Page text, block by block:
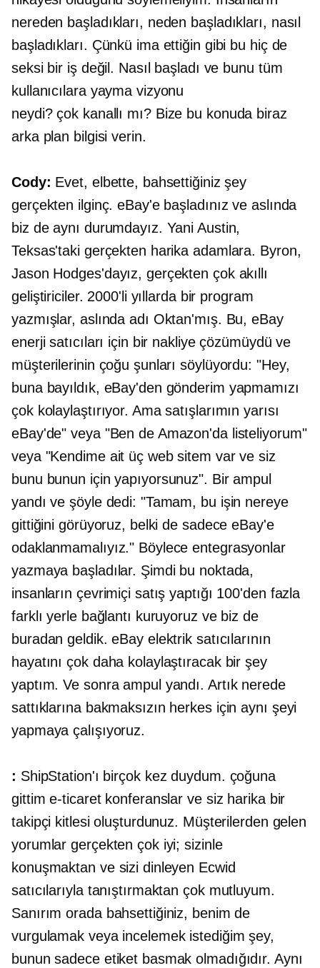
nereden başladıkları, neden başladıkları, nasıl
başladıkları. Çünkü ima ettiğin gibi bu hiç de
seksi bir iş değil. Nasıl başladı ve bunu tüm
kullanıcılara yayma vizyonu
neydi?çok kanallı mı?Bize bu konuda biraz
arka plan bilgisi verin.
Cody: Evet, elbette, bahsettiğiniz şey
gerçekten ilginç. eBay'e başladınız ve aslında
biz de aynı durumdayız. Yani Austin,
Teksas'taki gerçekten harika adamlara. Byron,
Jason Hodges'dayız, gerçekten çok akıllı
geliştiriciler. 2000'li yıllarda bir program
yazmışlar, aslında adı Oktan'mış. Bu, eBay
enerji satıcıları için bir nakliye çözümüydü ve
müşterilerinin çoğu şunları söylüyordu: "Hey,
buna bayıldık, eBay'den gönderim yapmamızı
çok kolaylaştırıyor. Ama satışlarımın yarısı
eBay'de" veya "Ben de Amazon'da listeliyorum"
veya "Kendime ait üç web sitem var ve siz
bunu bunun için yapıyorsunuz". Bir ampul
yandı ve şöyle dedi: "Tamam, bu işin nereye
gittiğini görüyoruz, belki de sadece eBay'e
odaklanmamalıyız." Böylece entegrasyonlar
yazmaya başladılar. Şimdi bu noktada,
insanların çevrimiçi satış yaptığı 100'den fazla
farklı yerle bağlantı kuruyoruz ve biz de
buradan geldik. eBay elektrik satıcılarının
hayatını çok daha kolaylaştıracak bir şey
yaptım. Ve sonra ampul yandı. Artık nerede
sattıklarına bakmaksızın herkes için aynı şeyi
yapmaya çalışıyoruz.
: ShipStation'ı birçok kez duydum. çoğuna
gittime-ticaretkonferanslar ve siz harika bir
takipçi kitlesi oluşturdunuz. Müşterilerden gelen
yorumlar gerçekten çok iyi; sizinle
konuşmaktan ve sizi dinleyen Ecwid
satıcılarıyla tanıştırmaktan çok mutluyum.
Sanırım orada bahsettiğiniz, benim de
vurgulamak veya incelemek istediğim şey,
bunun sadece etiket basmak olmadığıdır. Aynı